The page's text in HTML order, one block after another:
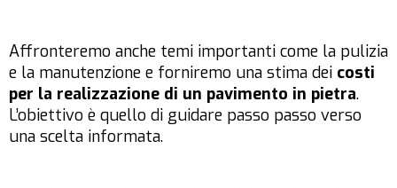
Affronteremo anche temi importanti come la pulizia
e la manutenzione e forniremo una stima dei costi
per la realizzazione di un pavimento in pietra.
L’obiettivo è quello di guidare passo passo verso
una scelta informata.